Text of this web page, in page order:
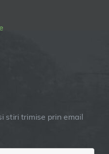
stiri trimise prin email